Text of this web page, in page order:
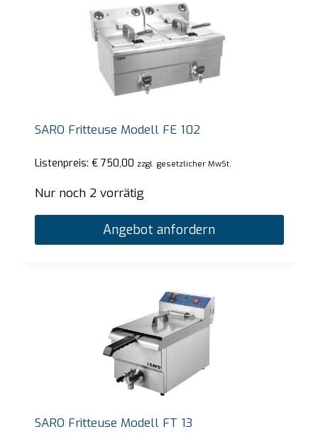
SARO Fritteuse Modell FE 102
Listenpreis: €750,00 zzgl. gesetzlicher MwSt.
Nur noch 2 vorrätig
Angebot anfordern
SARO Fritteuse Modell FT 13